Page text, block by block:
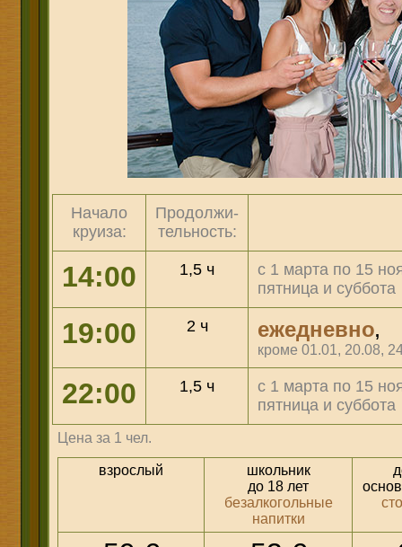
Начало
круиза:
Продолжи-
тельность:
14:00 1,5 ч
с 1 марта по 15
пятница и суббота
19:00 2 ч ежедневно,
кроме 01.01, 20.08,
22:00 1,5 ч
с 1 марта по 15
пятница и суббота
Цена за 1 чел.
взрослый
школьник
до 18 лет
безалкогольные
напитки